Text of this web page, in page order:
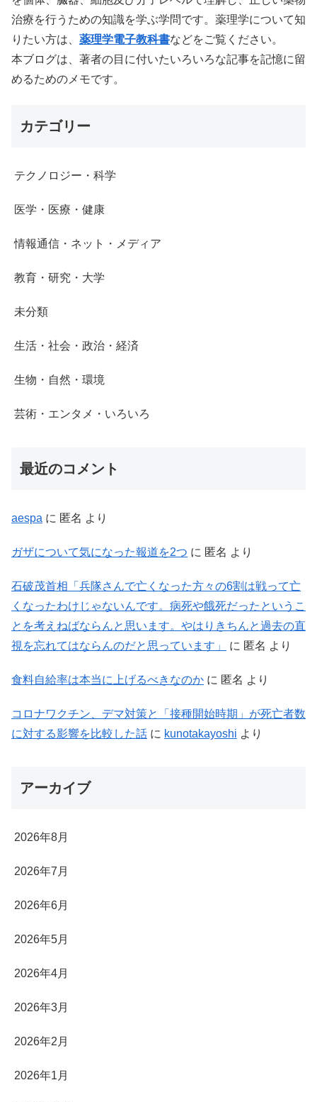
治療を行うための知識を学ぶ学問です。薬理学について知
りたい方は、 薬理学電子教科書などをご覧ください。
本ブログは、著者の目に付いたいろいろな記事を記憶に留
めるためのメモです。
カテゴリー
テクノロジー・科学
医学・医療・健康
情報通信・ネット・メディア
教育・研究・大学
未分類
生活・社会・政治・経済
生物・自然・環境
芸術・エンタメ・いろいろ
最近のコメント
aespa に 匿名 より
ガザについて気になった報道を2つ に 匿名 より
石破茂首相「兵隊さんで亡くなった方々の6割は戦って亡
くなったわけじゃないんです。病死や餓死だったというこ
とを考えねばならんと思います。やはりきちんと過去の直
視を忘れてはならんのだと思っています」
に 匿名 より
食料自給率は本当に上げるべきなのか に 匿名 より
コロナワクチン、デマ対策と「接種開始時期」が死亡者数
に対する影響を比較した話 に kunotakayoshi より
アーカイブ
2026年8月
2026年7月
2026年6月
2026年5月
2026年4月
2026年3月
2026年2月
2026年1月